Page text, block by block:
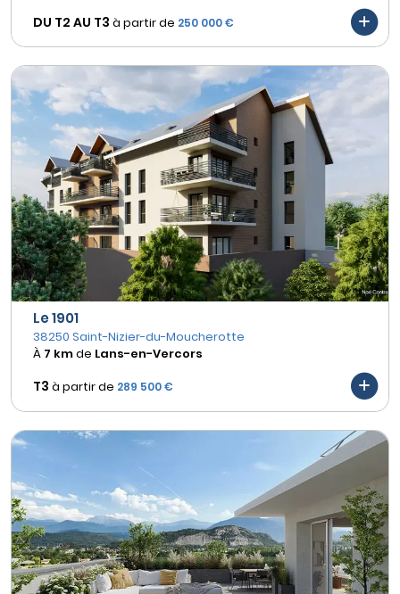
DU T2 AU T3 à partir de 250 000 €
Le 1901
38250 Saint-Nizier-du-Moucherotte
À 7 kmde Lans-en-Vercors
T3 à partir de 289 500 €